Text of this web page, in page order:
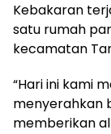
Kebakaran
satu rumah
kecamatan
“Hari ini kami
menyerahkan
memberikan